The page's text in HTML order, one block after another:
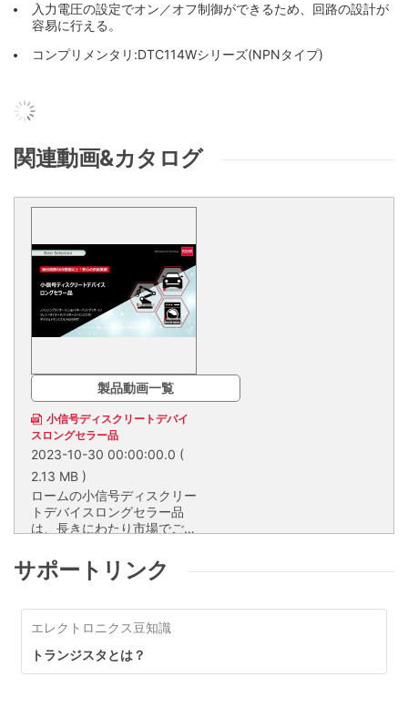
入力電圧の設定でオン／オフ制御ができるため、回路の設計が
容易に行える。
コンプリメンタリ:DTC114Wシリーズ(NPNタイプ)
関連動画&カタログ
製品動画一覧
小信号ディスクリートデバイ
スロングセラー品
2023-10-30 00:00:00.0 (
2.13 MB )
ロームの小信号ディスクリー
トデバイスロングセラー品
は、長きにわたり市場でご愛
個以上、業界トップクラスの
供給実績を誇る製品です。安
ライフサイクルの長いアプリ
ケーションにも安心して採用
バイスロングセラー品は、長きに
わたり市場でご愛顧いただき、総
クラスの供給実績を誇る製品で
す。安定生産・安定供給を実施
ケーションにも安心して採用可能
です。
サポートリンク
エレクトロニクス豆知識
トランジスタとは？